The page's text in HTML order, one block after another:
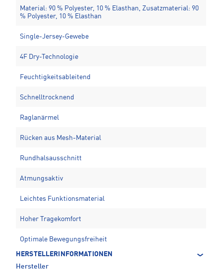
Material: 90 % Polyester, 10 % Elasthan, Zusatzmaterial: 90
% Polyester, 10 % Elasthan
Single-Jersey-Gewebe
4F Dry-Technologie
Feuchtigkeitsableitend
Schnelltrocknend
Raglanärmel
Rücken aus Mesh-Material
Rundhalsausschnitt
Atmungsaktiv
Leichtes Funktionsmaterial
Hoher Tragekomfort
Optimale Bewegungsfreiheit
HERSTELLERINFORMATIONEN
Hersteller